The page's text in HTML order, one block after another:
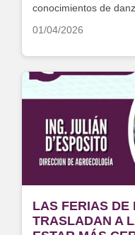
conocimientos de
01/04/2026
LAS FERIAS DE
TRASLADAN A